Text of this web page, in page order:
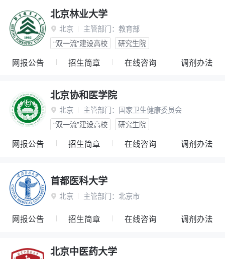
北京林业大学
 北京 主管部门： 教育部
“双一流”建设高校
研究生院
网报公告 招生简章 在线咨询 调剂办法
北京协和医学院
 北京 主管部门： 国家卫生健康委员会
“双一流”建设高校
研究生院
网报公告 招生简章 在线咨询 调剂办法
首都医科大学
 北京 主管部门： 北京市
网报公告 招生简章 在线咨询 调剂办法
北京中医药大学